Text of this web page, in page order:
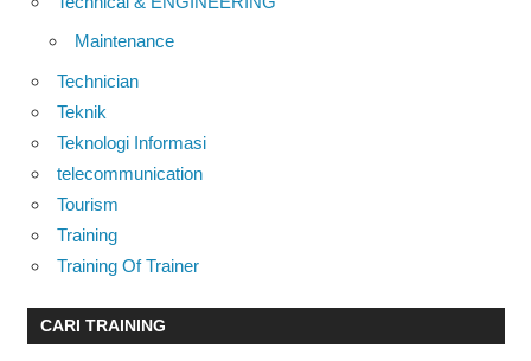
Maintenance
Technician
Teknik
Teknologi Informasi
telecommunication
Tourism
Training
Training Of Trainer
CARI TRAINING